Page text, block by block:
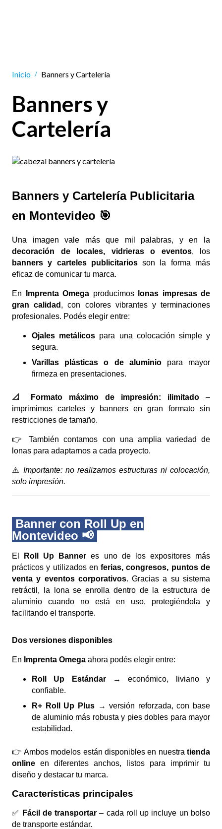
Inicio / Banners y Cartelería
Banners y
Cartelería
Banners y Cartelería Publicitaria
en Montevideo 🎯
Una imagen vale más que mil palabras, y en la
decoración de locales, vidrieras o eventos, los
banners y carteles publicitariosson la forma más
eficaz de comunicar tu marca.
En Imprenta Omega producimos
lonas impresas de
gran calidad , con colores vibrantes y terminaciones
profesionales. Podés elegir entre:
Ojales metálicos para una colocación simple y
segura.
Varillas plásticas o de aluminiopara mayor
firmeza en presentaciones.
📐 Formato máximo de impresión: ilimitado –
imprimimos carteles y banners en gran formato sin
restricciones de tamaño.
👉 También contamos con una amplia variedad de
lonas para adaptarnos a cada proyecto.
⚠️ Importante: no realizamos estructuras ni colocación,
solo impresión.
Banner con Roll Up en
Montevideo 📢
El Roll Up Banner es uno de los expositores más
prácticos y utilizados enferias, congresos, puntos de
venta y eventos corporativos. Gracias a su sistema
retráctil, la lona se enrolla dentro de la estructura de
aluminio cuando no está en uso, protegiéndola y
facilitando el transporte.
Dos versiones disponibles
En Imprenta Omega ahora podés elegir entre:
Roll Up Estándar→ económico, liviano y
confiable.
R+ Roll Up Plus→ versión reforzada, con base
de aluminio más robusta y pies dobles para mayor
estabilidad.
👉 Ambos modelos están disponibles en nuestra tienda
online en diferentes anchos, listos para imprimir tu
diseño y destacar tu marca.
Características principales
✅ Fácil de transportar – cada roll up incluye un bolso
de transporte estándar.